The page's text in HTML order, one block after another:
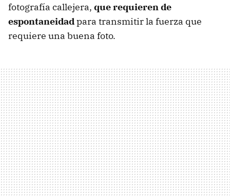
fotografía callejera, que requieren de
espontaneidadpara transmitir la fuerza que
requiere una buena foto.